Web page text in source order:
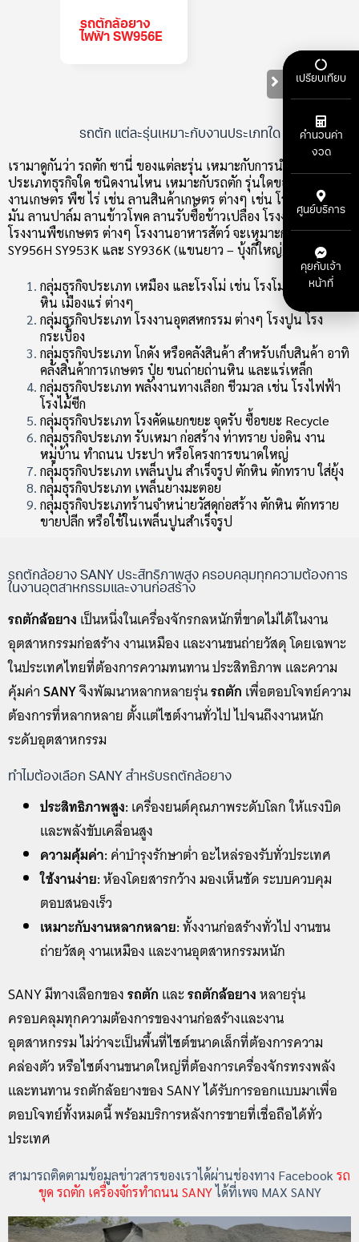
รถตักล้อยาง
ไฟฟ้า SW956E
รถตัก แต่ละรุ่นเหมาะกับงานประเภทใด
เรามาดูกันว่า รถตัก ซานี่ ของแต่ละรุ่น เหมาะกับการนำมาใช้งาน
ประเภทธุรกิจใด ชนิดงานไหน เหมาะกับรถตัก รุ่นใดของซานี่
งานเกษตร พืช ไร่ เช่น ลานสินค้าเกษตร ต่างๆ เช่น โรงสีข้าว ลาน
มัน ลานปาล์ม ลานข้าวโพค ลานรับซื้อข้าวเปลือง โรงงานน้ำตาล
โรงงานพืชเกษตร ต่างๆ โรงงานอาหารสัตว์ จะเหมาะกับรถตักรุ่น
SY956H SY953K และ SY936K (แขนยาว – บุ้งกี๋ใหญ่)
กลุ่มธุรกิจประเภท เหมือง และโรงโม่ เช่น โรงโม่หิน เหมือง
หิน เมืองแร่ ต่างๆ
กลุ่มธุรกิจประเภท โรงงานอุตสหกรรม ต่างๆ โรงปูน โรง
กระเบื้อง
กลุ่มธุรกิจประเภท โกดัง หรือคลังสินค้า สำหรับเก็บสินค้า อาทิ
คลังสินค้าการเกษตร ปุ๋ย ขนถ่ายถ่านหิน และแร่เหล็ก
กลุ่มธุรกิจประเภท พลังงานทางเลือก ชีวมวล เช่น โรงไฟฟ้า
โรงไม้ซีก
กลุ่มธุรกิจประเภท โรงคัดแยกขยะ จุดรับ ซื้อขยะ Recycle
กลุ่มธุรกิจประเภท รับเหมา ก่อสร้าง ท่าทราย บ่อดิน งาน
หมู่บ้าน ทำถนน ประปา หรือโครงการขนาดใหญ่
กลุ่มธุรกิจประเภท เพล็นปูน สำเร็จรูป ตักหิน ตักทราบ ใส่ยุ้ง
กลุ่มธุรกิจประเภท เพล็นยางมะตอย
กลุ่มธุรกิจประเภทร้านจำหน่ายวัสดุก่อสร้าง ตักหิน ตักทราย
ขายปลีก หรือใช้ในเพล็นปูนสำเร็จรูป
รถตักล้อยาง SANY ประสิทธิภาพสูง ครอบคลุมทุกความต้องการ
ในงานอุตสาหกรรมและงานก่อสร้าง
รถตักล้อยาง เป็นหนึ่งในเครื่องจักรกลหนักที่ขาดไม่ได้ในงาน
อุตสาหกรรมก่อสร้าง งานเหมือง และงานขนถ่ายวัสดุ โดยเฉพาะ
ในประเทศไทยที่ต้องการความทนทาน ประสิทธิภาพ และความ
คุ้มค่าSANYจึงพัฒนาหลากหลายรุ่นรถตัก เพื่อตอบโจทย์ความ
ต้องการที่หลากหลาย ตั้งแต่ไซต์งานทั่วไป ไปจนถึงงานหนัก
ระดับอุตสาหกรรม
ทำไมต้องเลือก SANY สำหรับรถตักล้อยาง
ประสิทธิภาพสูง:เครื่องยนต์คุณภาพระดับโลก ให้แรงบิด
และพลังขับเคลื่อนสูง
ความคุ้มค่า:ค่าบำรุงรักษาต่ำ อะไหล่รองรับทั่วประเทศ
ใช้งานง่าย:ห้องโดยสารกว้าง มองเห็นชัด ระบบควบคุม
ตอบสนองเร็ว
เหมาะกับงานหลากหลาย:ทั้งงานก่อสร้างทั่วไป งานขน
ถ่ายวัสดุ งานเหมือง และงานอุตสาหกรรมหนัก
SANY มีทางเลือกของรถตัก และรถตักล้อยางหลายรุ่น
ครอบคลุมทุกความต้องการของงานก่อสร้างและงาน
อุตสาหกรรม ไม่ว่าจะเป็นพื้นที่ไซต์ขนาดเล็กที่ต้องการความ
คล่องตัว หรือไซต์งานขนาดใหญ่ที่ต้องการเครื่องจักรทรงพลัง
และทนทาน รถตักล้อยางของ SANY ได้รับการออกแบบมาเพื่อ
ตอบโจทย์ทั้งหมดนี้ พร้อมบริการหลังการขายที่เชื่อถือได้ทั่ว
ประเทศ
สามารถติดตามข้อมูลข่าวสารของเราได้ผ่านช่องทาง Facebookรถ
ขุด รถตัก เครื่องจักรทำถนน SANYได้ที่เพจ MAX SANY
เปรียบเทียบ
คำนวนค่า
งวด
ศูนย์บริการ
คุยกับเจ้า
หน้าที่